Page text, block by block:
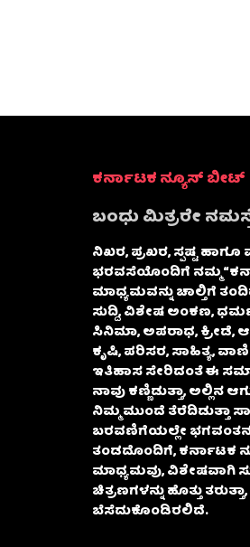
ಕರ್ನಾಟಕ ನ್ಯೂಸ್ ಬೀಟ್
ಬಂಧು ಮಿತ್ರರೇ
ನಿಖರ, ಪ್ರಖರ, ಸ್ಪಷ್ಟ ಹಾಗೂ
ಭರವಸೆಯೊಂದಿಗೆ ನಮ್ಮ
ಮಾಧ್ಯಮವನ್ನು ಚಾಲ್ತಿಗೆ
ಸುದ್ದಿ, ವಿಶೇಷ ಅಂಕಣ,
ಸಿನಿಮಾ, ಅಪರಾಧ, ಕ್ರೀಡೆ,
ಕೃಷಿ, ಪರಿಸರ, ಸಾಹಿತ್ಯ,
ಇತಿಹಾಸ ಸೇರಿದಂತೆ ಈ
ನಾವು ಕಣ್ಣಿಡುತ್ತಾ, ಅಲ್ಲಿನ
ನಿಮ್ಮ ಮುಂದೆ ತೆರೆದಿಡುತ್ತಾ
ಬರವಣಿಗೆಯಲ್ಲೇ
ತಂಡದೊಂದಿಗೆ, ಕರ್ನಾಟಕ
ಮಾಧ್ಯಮವು, ವಿಶೇಷವಾಗಿ
ಚಿತ್ರಣಗಳನ್ನು ಹೊತ್ತು
ಬೆಸೆದುಕೊಂಡಿರಲಿದೆ.